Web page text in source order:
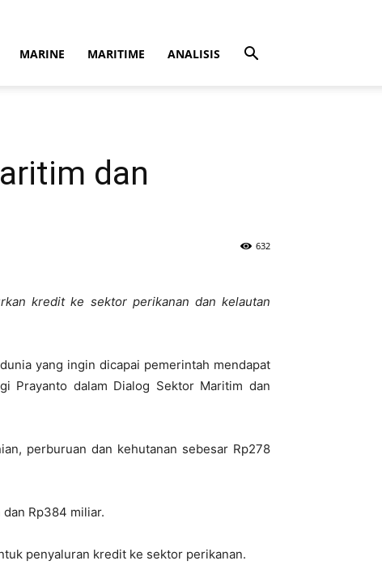
MARINE MARITIME ANALISIS
dan
632
kredit ke sektor perikanan dan kelautan
yang ingin dicapai pemerintah mendapat
Prayanto dalam Dialog Sektor Maritim dan
perburuan dan kehutanan sebesar Rp278
Rp384 miliar.
penyaluran kredit ke sektor perikanan.